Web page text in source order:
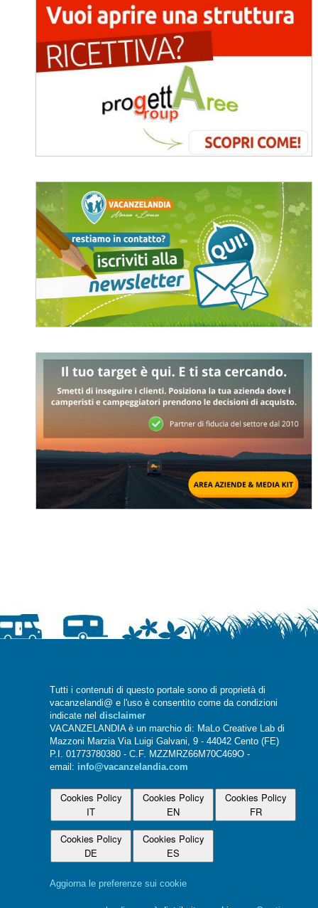
Tutti i contenuti di questo portale sono di proprietà di
vacanzelandi@ e l'uso è consentito come da condizioni
indicate nel disclaimer
VACANZELANDIA è un marchio di: MaLo Creative Lab di
Mazzoni Marzia Via Luigi Galvani, 9 - 44042 Cento (FE)
P.I. 01773780380 - C.F. MZZMRZ66M70C469O -
email: info@vacanzelandia.com
Cookies Policy
IT
Cookies Policy
EN
Cookies Policy
FR
Cookies Policy
DE
Cookies Policy
ES
Aggiorna le preferenze sui cookie